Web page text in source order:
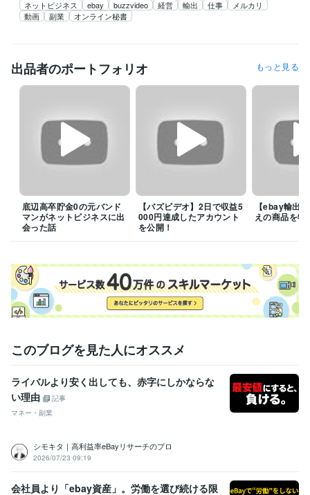
ネットビジネス ebay buzzvideo 経営 輸出 仕事
メルカリ
動画
副業 オンライン秘書
出品者のポートフォリオ もっと見る
底辺高卒貯金0の元バンド
マンがネットビジネスに出
会った話
【バズビデオ】2日で収益5
000円達成したアカウント
を公開！
【ebay輸出
えの商品を特
このブログを見た人にオススメ
ライバルより安く出しても、赤字にしかならな
い理由
記事
マネー・副業
シモキタ｜高利益率eBayリサーチのプロ
2026/07/23 09:19
会社員より「ebay資産」。労働を選び続ける限